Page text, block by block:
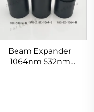
Beam Expander
1064nm 532nm